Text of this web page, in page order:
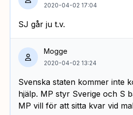
2020-04-02 17:04
SJ går ju t.v.
Mogge
2020-04-02 13:24
Svenska staten kommer inte
hjälp. MP styr Sverige och S
MP vill för att sitta kvar vid